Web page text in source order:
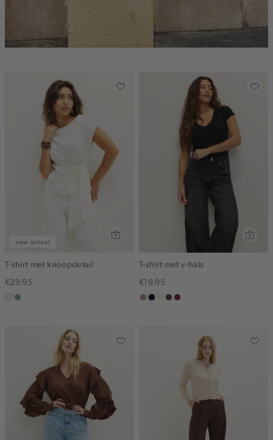
new arrival
T-shirt met knoopdetail
€29.95
ecrudusty
T-shirt met v-hals
€19.95
taupe,zwart
wit,chocobordeaux